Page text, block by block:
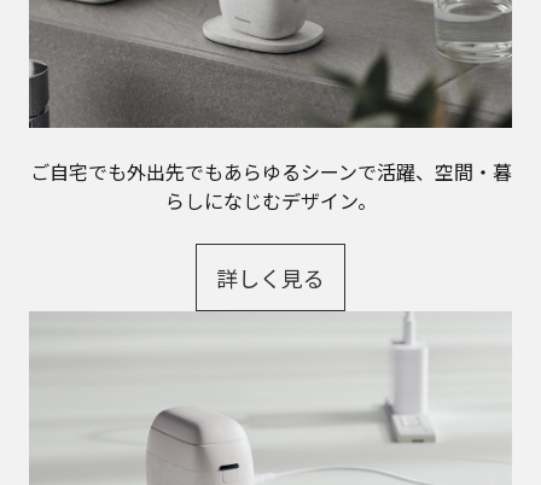
ご自宅でも外出先でもあらゆるシーンで活躍、空間・暮
らしになじむデザイン。
詳しく見る